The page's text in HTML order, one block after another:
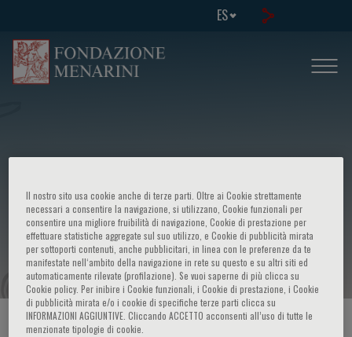
ES
Milan Cardiology 2012
HOME PAGE / CURSOS Y EVENTOS
Il nostro sito usa cookie anche di terze parti. Oltre ai Cookie strettamente
necessari a consentire la navigazione, si utilizzano, Cookie funzionali per
consentire una migliore fruibilità di navigazione, Cookie di prestazione per
effettuare statistiche aggregate sul suo utilizzo, e Cookie di pubblicità mirata
per sottoporti contenuti, anche pubblicitari, in linea con le preferenze da te
manifestate nell‘ambito della navigazione in rete su questo e su altri siti ed
automaticamente rilevate (profilazione). Se vuoi saperne di più clicca su
Cookie policy. Per inibire i Cookie funzionali, i Cookie di prestazione, i Cookie
di pubblicità mirata e/o i cookie di specifiche terze parti clicca su
INFORMAZIONI AGGIUNTIVE. Cliccando ACCETTO acconsenti all’uso di tutte le
menzionate tipologie di cookie.